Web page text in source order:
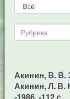
Акинин, В. В.
Акинин, Л. В.